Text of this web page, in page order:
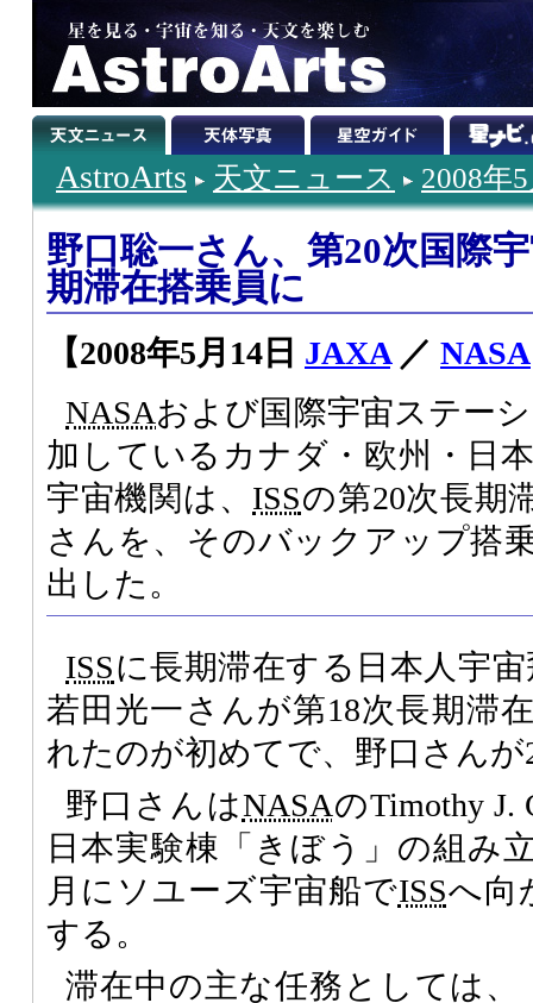
AstroArts 天文ニュース 2008年
野口聡一さん、第20次国際
期滞在搭乗員に
【2008年5月14日 JAXA／ NASA
NASAおよび国際宇宙ステー
加しているカナダ・欧州・日
宇宙機関は、 ISSの第20次長期
さんを、そのバックアップ搭
出した。
ISSに長期滞在する日本人宇
若田光一さんが第18次長期滞
れたのが初めてで、野口さん
野口さんはNASAのTimothy J.
日本実験棟「きぼう」の組み
月にソユーズ宇宙船でISSへ向
する。
滞在中の主な任務としては